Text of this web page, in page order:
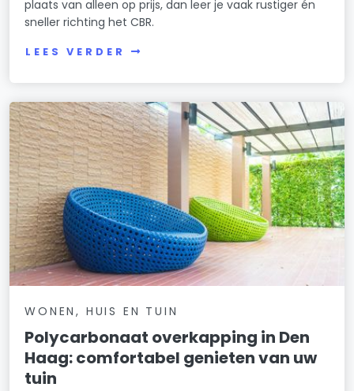
plaats van alleen op prijs, dan leer je vaak rustiger én
sneller richting het CBR.
LEES VERDER
WONEN, HUIS EN TUIN
Polycarbonaat overkapping in Den
Haag: comfortabel genieten van uw
tuin